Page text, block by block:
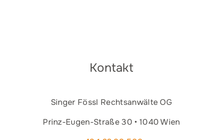
Kontakt
Singer Fössl Rechtsanwälte OG
Prinz-Eugen-Straße 30 • 1040 Wien